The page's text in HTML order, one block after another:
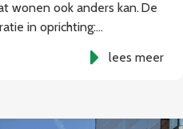
wonen ook anders kan. De
in oprichting:…
lees meer